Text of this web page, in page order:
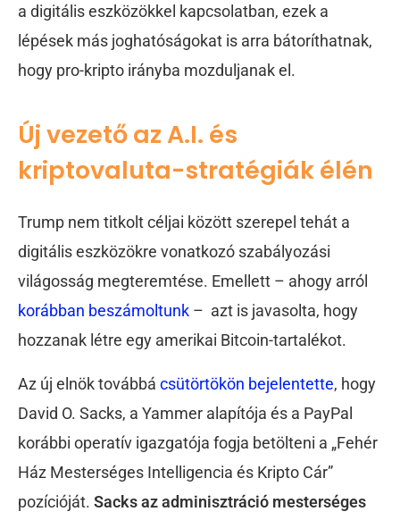
a digitális eszközökkel kapcsolatban, ezek a
lépések más joghatóságokat is arra bátoríthatnak,
hogy pro-kripto irányba mozduljanak el.
Új vezető az A.I. és
kriptovaluta-stratégiák élén
Trump nem titkolt céljai között szerepel tehát a
digitális eszközökre vonatkozó szabályozási
világosság megteremtése. Emellett – ahogy arról
korábban beszámoltunk – azt is javasolta, hogy
hozzanak létre egy amerikai Bitcoin-tartalékot.
Az új elnök továbbá csütörtökön bejelentette, hogy
David O. Sacks, a Yammer alapítója és a PayPal
korábbi operatív igazgatója fogja betölteni a „Fehér
Ház Mesterséges Intelligencia és Kripto Cár”
pozícióját. Sacks az adminisztráció mesterséges